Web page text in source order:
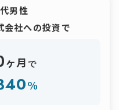
男性
社への投資で
ヶ月 で
%